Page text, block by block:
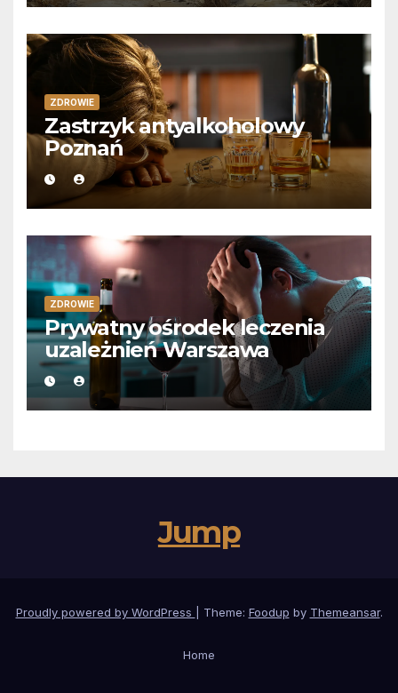
ZDROWIE
Zastrzyk antyalkoholowy
Poznań
ZDROWIE
Prywatny ośrodek leczenia
uzależnień Warszawa
Jump
Proudly powered by WordPress Theme: Foodup by Themeansar.
Home